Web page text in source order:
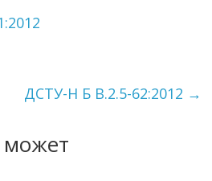
ДСТУ-Н Б В.2.5-62:2012 →
может